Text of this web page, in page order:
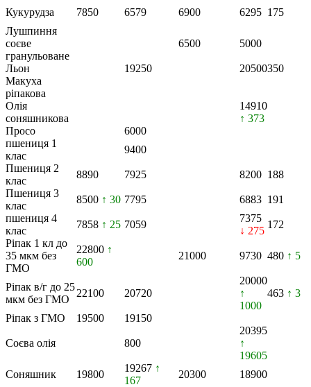
Кукурудза
7850 6579 6900 6295 175
Лушпиння
соєве
гранульоване
6500 5000
Льон 19250 20500350
Макуха
ріпакова
Олія
соняшникова
14910
↑ 373
Просо
6000
пшениця 1
клас
9400
Пшениця 2
клас
8890 7925 8200 188
Пшениця 3
клас
8500 ↑ 30 7795 6883 191
пшениця 4
клас
7858 ↑ 25 7059
7375
↓ 275
172
Ріпак 1 кл до
35 мкм без
ГМО
22800 ↑
600
21000 9730 480 ↑ 5
Ріпак в/г до 25
мкм без ГМО
22100 20720
20000
↑
1000
463 ↑ 3
Ріпак з ГМО 19500 19150
Соєва олія 800
20395
↑
19605
Соняшник
19800
19267 ↑
167
20300 18900